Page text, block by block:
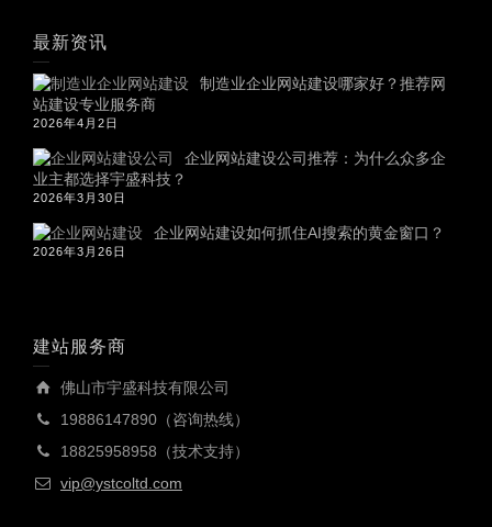
最新资讯
制造业企业网站建设哪家好？推荐网
站建设专业服务商
2026年4月2日
企业网站建设公司推荐：为什么众多企
业主都选择宇盛科技？
2026年3月30日
企业网站建设如何抓住AI搜索的黄金窗口？
2026年3月26日
建站服务商
佛山市宇盛科技有限公司
19886147890（咨询热线）
18825958958（技术支持）
vip@ystcoltd.com